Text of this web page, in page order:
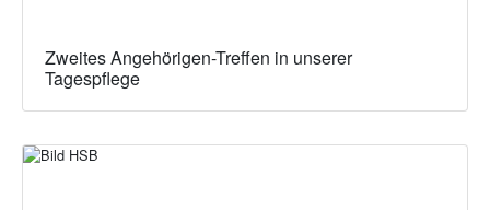
Zweites Angehörigen-Treffen in unserer
Tagespflege